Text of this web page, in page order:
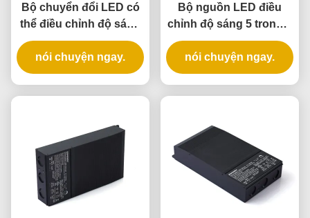
Bộ chuyển đổi LED có
thể điều chỉnh độ sáng
192W 5 trong 1, xếp
hạng IP65 cho các ứng
dụng điều chỉnh độ
nói chuyện ngay.
Bộ nguồn LED điều
chỉnh độ sáng 5 trong 1
công suất 288W, xếp
hạng IP65 cho các ứng
dụng chiếu sáng phổ
nói chuyện ngay.